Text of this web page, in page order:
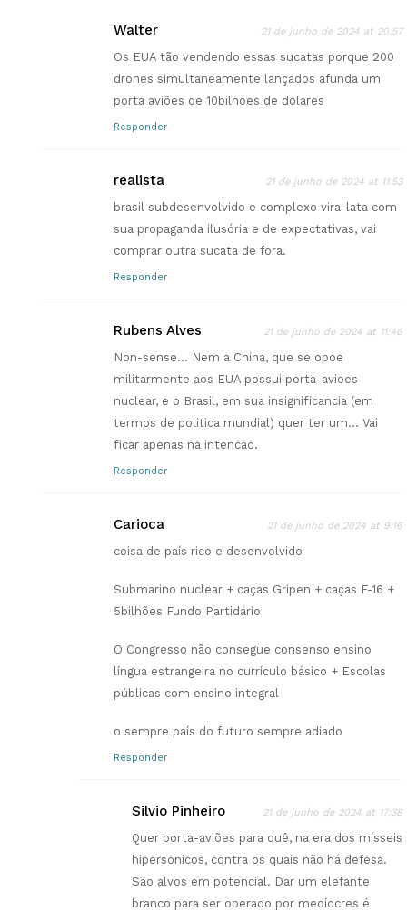
Walter 21 de junho de 2024 at 20:57
Os EUA tão vendendo essas sucatas porque 200
drones simultaneamente lançados afunda um
porta aviões de 10bilhoes de dolares
Responder
realista 21 de junho de 2024 at 11:53
brasil subdesenvolvido e complexo vira-lata com
sua propaganda ilusória e de expectativas, vai
comprar outra sucata de fora.
Responder
Rubens Alves 21 de junho de 2024 at 11:46
Non-sense… Nem a China, que se opoe
militarmente aos EUA possui porta-avioes
nuclear, e o Brasil, em sua insignificancia (em
termos de politica mundial) quer ter um… Vai
ficar apenas na intencao.
Responder
Carioca 21 de junho de 2024 at 9:16
coisa de país rico e desenvolvido
Submarino nuclear + caças Gripen + caças F-16 +
5bilhões Fundo Partidário
O Congresso não consegue consenso ensino
língua estrangeira no currículo básico + Escolas
públicas com ensino integral
o sempre país do futuro sempre adiado
Responder
Silvio Pinheiro 21 de junho de 2024 at 17:38
Quer porta-aviões para quê, na era dos mísseis
hipersonicos, contra os quais não há defesa.
São alvos em potencial. Dar um elefante
branco para ser operado por medíocres é